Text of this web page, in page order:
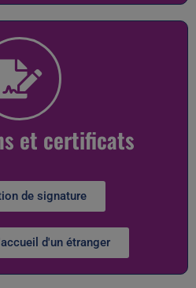
et certificats
de signature
d'un étranger